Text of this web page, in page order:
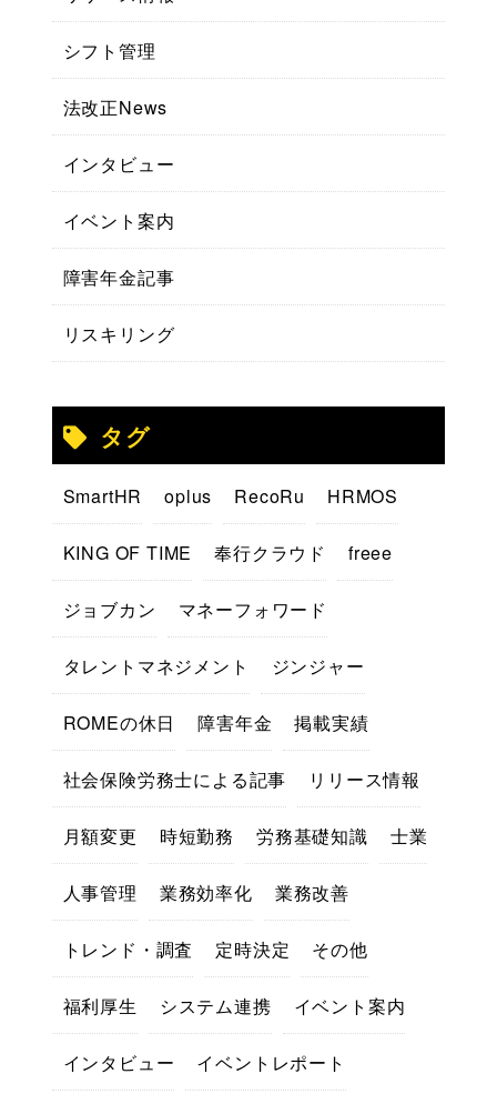
シフト管理
法改正News
インタビュー
イベント案内
障害年金記事
リスキリング
タグ
SmartHR oplus RecoRu HRMOS
KING OF TIME 奉行クラウド freee
ジョブカン マネーフォワード
タレントマネジメント ジンジャー
ROMEの休日 障害年金 掲載実績
社会保険労務士による記事 リリース情報
月額変更 時短勤務 労務基礎知識 士業
人事管理 業務効率化 業務改善
トレンド・調査 定時決定 その他
福利厚生 システム連携 イベント案内
インタビュー イベントレポート